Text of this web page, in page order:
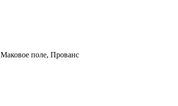
Маковое поле, Прованс